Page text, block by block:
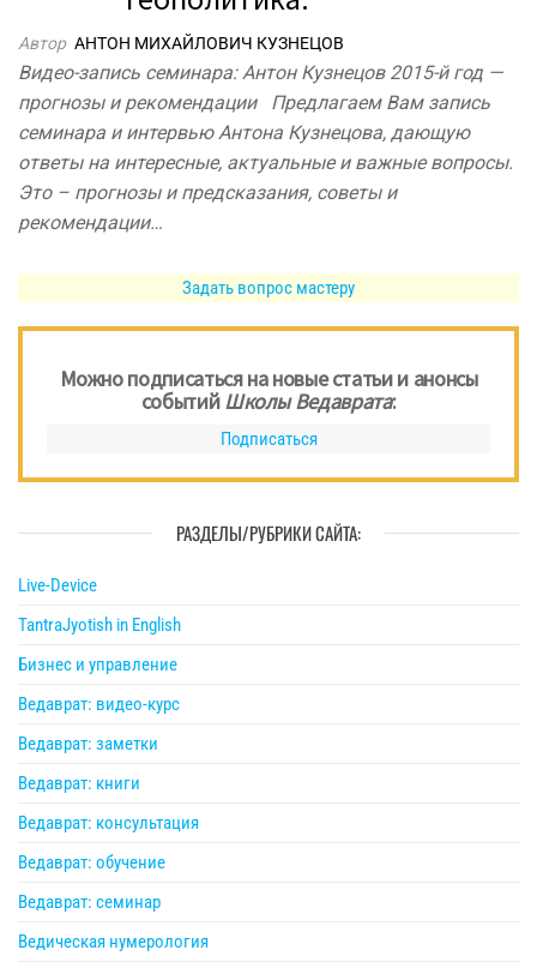
Автор АНТОН МИХАЙЛОВИЧ КУЗНЕЦОВ
Видео-запись семинара: Антон Кузнецов 2015-й год —
прогнозы и рекомендации Предлагаем Вам запись
семинара и интервью Антона Кузнецова, дающую
ответы на интересные, актуальные и важные вопросы.
Это – прогнозы и предсказания, советы и
рекомендации…
Задать вопрос мастеру
Можно подписаться на новые статьи и анонсы
событийШколы Ведаврата:
Подписаться
РАЗДЕЛЫ/РУБРИКИ САЙТА:
Live-Device
TantraJyotish in English
Бизнес и управление
Ведаврат: видео-курс
Ведаврат: заметки
Ведаврат: книги
Ведаврат: консультация
Ведаврат: обучение
Ведаврат: семинар
Ведическая нумерология